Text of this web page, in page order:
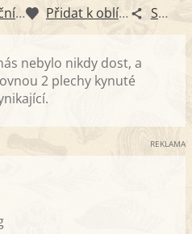
Zapsat do nutričního diáře Přidat k oblíbeným Sdílet
nebylo nikdy dost, a
2 plechy kynuté
REKLAMA